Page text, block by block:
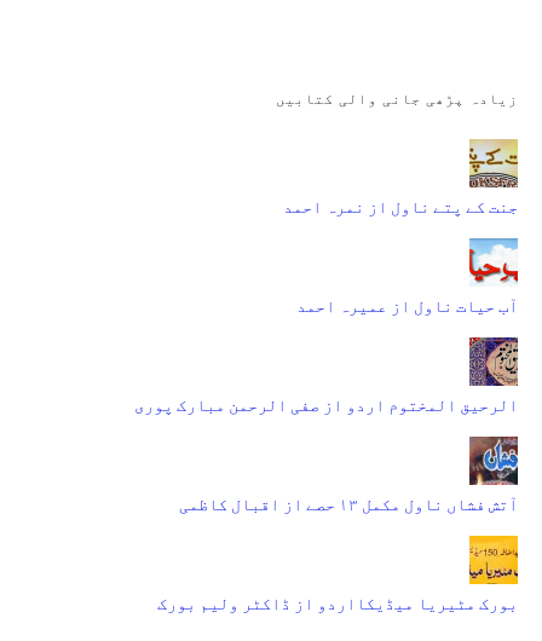
زیادہ پڑھی جانی والی کتابیں
جنت کے پتے ناول از نمرہ احمد
آب حیات ناول از عمیرہ احمد
الرحیق المختوم اردو از صفی الرحمن مبارک پوری
آتش فشاں ناول مکمل ۱۳ حصے از اقبال کاظمی
بورک مٹیریا میڈیکااردو از ڈاکٹر ولیم بورک